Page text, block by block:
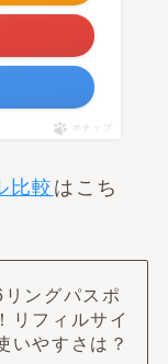
ポチップ
比較はこち
ングパスポ
リフィルサイ
いやすさは？